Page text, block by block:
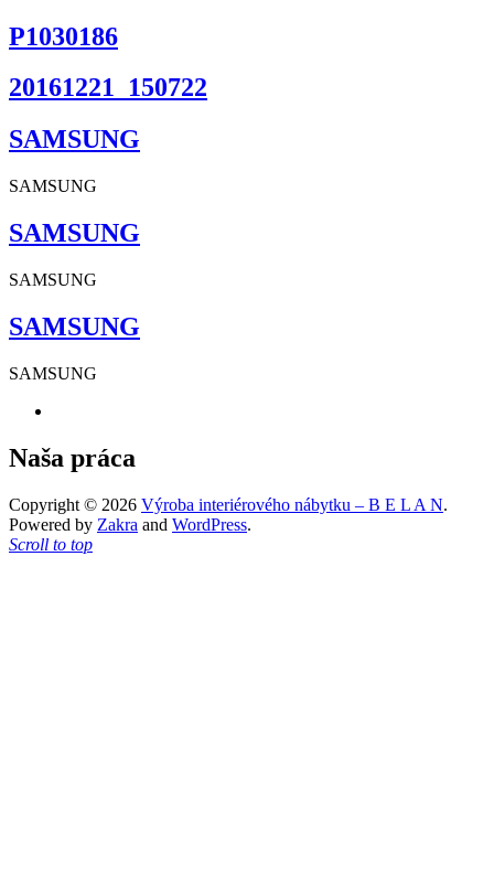
P1030186
20161221_150722
SAMSUNG
SAMSUNG
SAMSUNG
SAMSUNG
SAMSUNG
SAMSUNG
Naša práca
Copyright © 2026 Výroba interiérového nábytku – B E L A N.
Powered by Zakra and WordPress.
Scroll to top